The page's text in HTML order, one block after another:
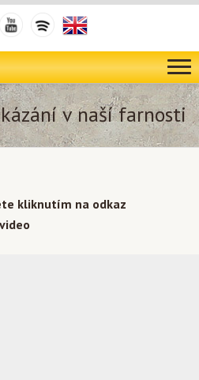
v naší farnosti
kliknutím na odkaz